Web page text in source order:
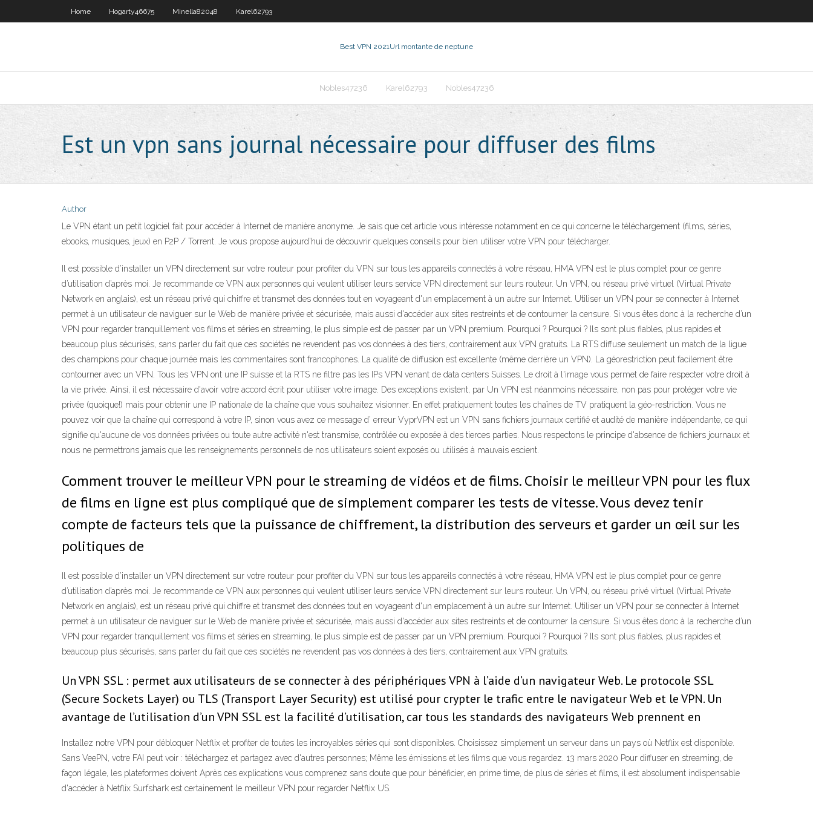
Home Hogarty46675 Minella82048 Karel62793
Best VPN 2021Url montante de neptune
Nobles47236 Karel62793 Nobles47236
Est un vpn sans journal nécessaire pour diffuser des films
Author
Le VPN étant un petit logiciel fait pour accéder à Internet de manière anonyme. Je sais que cet article vous intéresse notamment en ce qui concerne le téléchargement (films, séries,
ebooks, musiques, jeux) en P2P / Torrent. Je vous propose aujourd’hui de découvrir quelques conseils pour bien utiliser votre VPN pour télécharger.
Il est possible d’installer un VPN directement sur votre routeur pour profiter du VPN sur tous les appareils connectés à votre réseau, HMA VPN est le plus complet pour ce genre
d’utilisation d’après moi. Je recommande ce VPN aux personnes qui veulent utiliser leurs service VPN directement sur leurs routeur. Un VPN, ou réseau privé virtuel (Virtual Private
Network en anglais), est un réseau privé qui chiffre et transmet des données tout en voyageant d'un emplacement à un autre sur Internet. Utiliser un VPN pour se connecter à Internet
permet à un utilisateur de naviguer sur le Web de manière privée et sécurisée, mais aussi d'accéder aux sites restreints et de contourner la censure. Si vous êtes donc à la recherche d’un
VPN pour regarder tranquillement vos films et séries en streaming, le plus simple est de passer par un VPN premium. Pourquoi ? Pourquoi ? Ils sont plus fiables, plus rapides et
beaucoup plus sécurisés, sans parler du fait que ces sociétés ne revendent pas vos données à des tiers, contrairement aux VPN gratuits. La RTS diffuse seulement un match de la ligue
des champions pour chaque journée mais les commentaires sont francophones. La qualité de diffusion est excellente (même derrière un VPN). La géorestriction peut facilement être
contourner avec un VPN. Tous les VPN ont une IP suisse et la RTS ne filtre pas les IPs VPN venant de data centers Suisses. Le droit à l'image vous permet de faire respecter votre droit à
la vie privée. Ainsi, il est nécessaire d'avoir votre accord écrit pour utiliser votre image. Des exceptions existent, par Un VPN est néanmoins nécessaire, non pas pour protéger votre vie
privée (quoique!) mais pour obtenir une IP nationale de la chaîne que vous souhaitez visionner. En effet pratiquement toutes les chaînes de TV pratiquent la géo-restriction. Vous ne
pouvez voir que la chaîne qui correspond à votre IP, sinon vous avez ce message d’ erreur VyprVPN est un VPN sans fichiers journaux certifié et audité de manière indépendante, ce qui
signifie qu'aucune de vos données privées ou toute autre activité n'est transmise, contrôlée ou exposée à des tierces parties. Nous respectons le principe d'absence de fichiers journaux et
nous ne permettrons jamais que les renseignements personnels de nos utilisateurs soient exposés ou utilisés à mauvais escient.
Comment trouver le meilleur VPN pour le streaming de vidéos et de films. Choisir le meilleur VPN pour les flux
de films en ligne est plus compliqué que de simplement comparer les tests de vitesse. Vous devez tenir
compte de facteurs tels que la puissance de chiffrement, la distribution des serveurs et garder un œil sur les
politiques de
Il est possible d’installer un VPN directement sur votre routeur pour profiter du VPN sur tous les appareils connectés à votre réseau, HMA VPN est le plus complet pour ce genre
d’utilisation d’après moi. Je recommande ce VPN aux personnes qui veulent utiliser leurs service VPN directement sur leurs routeur. Un VPN, ou réseau privé virtuel (Virtual Private
Network en anglais), est un réseau privé qui chiffre et transmet des données tout en voyageant d'un emplacement à un autre sur Internet. Utiliser un VPN pour se connecter à Internet
permet à un utilisateur de naviguer sur le Web de manière privée et sécurisée, mais aussi d'accéder aux sites restreints et de contourner la censure. Si vous êtes donc à la recherche d’un
VPN pour regarder tranquillement vos films et séries en streaming, le plus simple est de passer par un VPN premium. Pourquoi ? Pourquoi ? Ils sont plus fiables, plus rapides et
beaucoup plus sécurisés, sans parler du fait que ces sociétés ne revendent pas vos données à des tiers, contrairement aux VPN gratuits.
Un VPN SSL : permet aux utilisateurs de se connecter à des périphériques VPN à l’aide d’un navigateur Web. Le protocole SSL
(Secure Sockets Layer) ou TLS (Transport Layer Security) est utilisé pour crypter le trafic entre le navigateur Web et le VPN. Un
avantage de l’utilisation d’un VPN SSL est la facilité d’utilisation, car tous les standards des navigateurs Web prennent en
Installez notre VPN pour débloquer Netflix et profiter de toutes les incroyables séries qui sont disponibles. Choisissez simplement un serveur dans un pays où Netflix est disponible.
Sans VeePN, votre FAI peut voir : téléchargez et partagez avec d'autres personnes; Même les émissions et les films que vous regardez. 13 mars 2020 Pour diffuser en streaming, de
façon légale, les plateformes doivent Après ces explications vous comprenez sans doute que pour bénéficier, en prime time, de plus de séries et films, il est absolument indispensable
d'accéder à Netflix Surfshark est certainement le meilleur VPN pour regarder Netflix US.